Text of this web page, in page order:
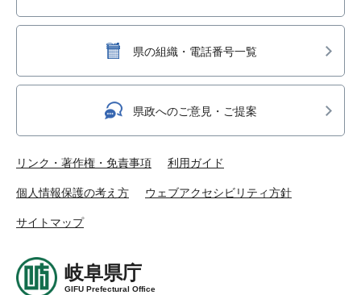
県の組織・電話番号一覧
県政へのご意見・ご提案
リンク・著作権・免責事項 利用ガイド
個人情報保護の考え方 ウェブアクセシビリティ方針
サイトマップ
岐阜県庁
GIFU Prefectural Office